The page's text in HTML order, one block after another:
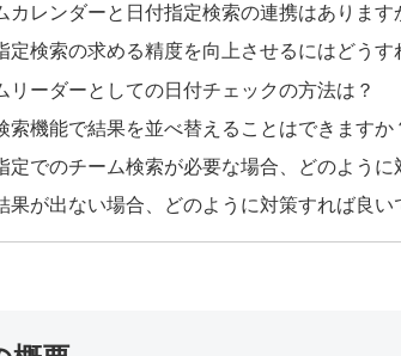
カレンダーと日付指定検索の連携はあります
定検索の求める精度を向上させるにはどうす
リーダーとしての日付チェックの方法は？
索機能で結果を並べ替えることはできますか
定でのチーム検索が必要な場合、どのように
果が出ない場合、どのように対策すれば良い